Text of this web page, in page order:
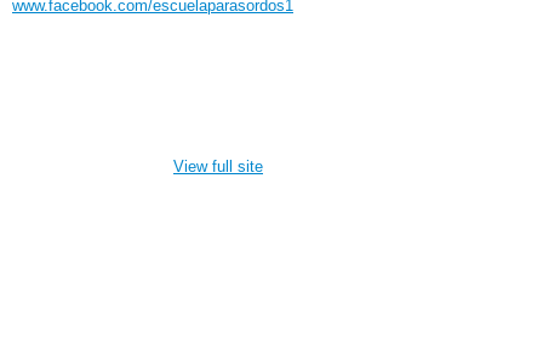
www.facebook.com/escuelaparasordos1
View full site